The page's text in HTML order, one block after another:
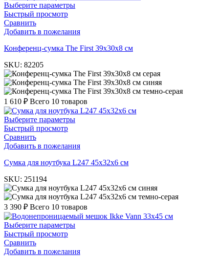
Выберите параметры
Быстрый просмотр
Сравнить
Добавить в пожелания
Конференц-сумка The First 39х30х8 см
SKU: 82205
серая
синяя
темно-серая
1 610 ₽ Всего 10 товаров
Выберите параметры
Быстрый просмотр
Сравнить
Добавить в пожелания
Cумка для ноутбука L247 45х32х6 см
SKU: 251194
синяя
темно-серая
3 390 ₽ Всего 10 товаров
Выберите параметры
Быстрый просмотр
Сравнить
Добавить в пожелания